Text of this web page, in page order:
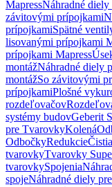
MapressNáhradné
závitovými prípojkami
prípojkamiSpätné
lisovanými prípojkami
prípojkami Mapress
montážNáhradné diely
montážSo závitovými
prípojkamiPlošné
rozdeľovačov
systémy budovGeberit
pre TvarovkyKolená
OdbočkyRedukcie
tvarovkyTvarovky
tvarovkySpojenia
spojeNáhradné diely